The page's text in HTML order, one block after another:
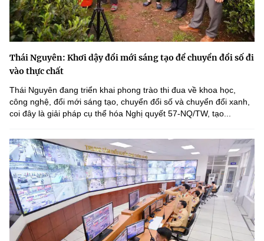
Thái Nguyên: Khơi dậy đổi mới sáng tạo để chuyển đổi số đi
vào thực chất
Thái Nguyên đang triển khai phong trào thi đua về khoa học,
công nghệ, đổi mới sáng tạo, chuyển đổi số và chuyển đổi xanh,
coi đây là giải pháp cụ thể hóa Nghị quyết 57-NQ/TW, tạo...